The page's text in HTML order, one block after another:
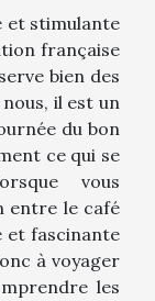
et stimulante
française
bien des
il est un
du bon
ce qui se
vous
entre le café
et fascinante
à voyager
les